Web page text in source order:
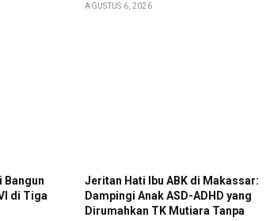
AGUSTUS 6, 2026
Bangun
di Tiga
Jeritan Hati Ibu ABK di Makassar:
Dampingi Anak ASD-ADHD yang
Dirumahkan TK Mutiara Tanpa